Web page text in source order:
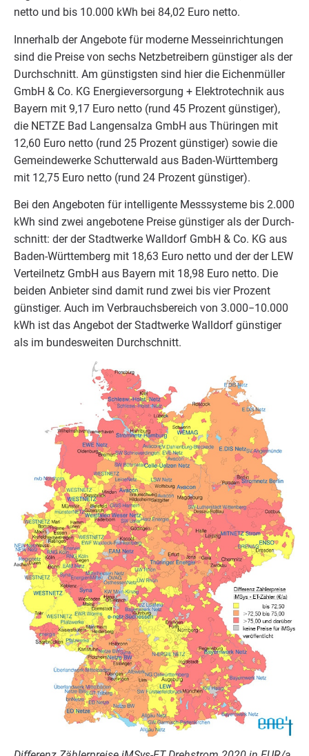
net­to und bis 10.000 kWh bei 84,02 Euro netto.
Inner­halb der Ange­bo­te für moder­ne Mess­ein­rich­tun­gen
sind die Prei­se von sechs Netz­be­trei­bern güns­ti­ger als der
Durch­schnitt. Am güns­tigs­ten sind hier die Eichen­mül­ler
GmbH & Co. KG Ener­gie­ver­sor­gung + Elek­tro­tech­nik aus
Bay­ern mit 9,17 Euro net­to (rund 45 Pro­zent güns­ti­ger),
die NET­ZE Bad Lan­gen­sal­za GmbH aus Thü­rin­gen mit
12,60 Euro net­to (rund 25 Pro­zent güns­ti­ger) sowie die
Gemein­de­wer­ke Schutt­er­wald aus Baden-Würt­tem­berg
mit 12,75 Euro net­to (rund 24 Pro­zent günstiger).
Bei den Ange­bo­ten für intel­li­gen­te Mess­sys­te­me bis 2.000
kWh sind zwei ange­bo­te­ne Prei­se güns­ti­ger als der Durch­
schnitt: der der Stadt­wer­ke Wall­dorf GmbH & Co. KG aus
Baden-Würt­tem­berg mit 18,63 Euro net­to und der der LEW
Ver­teil­netz GmbH aus Bay­ern mit 18,98 Euro net­to. Die
bei­den Anbie­ter sind damit rund zwei bis vier Pro­zent
güns­ti­ger. Auch im Ver­brauchs­be­reich von 3.000−10.000
kWh ist das Ange­bot der Stadt­wer­ke Wall­dorf güns­ti­ger
als im bun­des­wei­ten Durchschnitt.